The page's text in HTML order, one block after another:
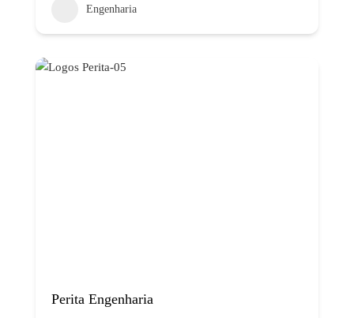
Engenharia
Perita Engenharia